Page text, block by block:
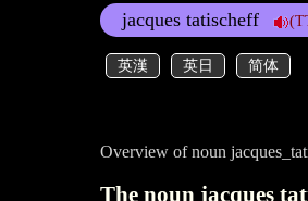
jacques tatischeff
英漢 英日 简体
Overview of noun
The noun jacques